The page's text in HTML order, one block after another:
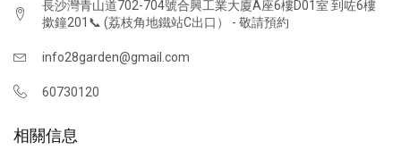
長沙灣青山道702-704號合興工業大廈A座6樓D01室 到咗6樓
撳鐘201📞 (荔枝角地鐵站C出口） - 敬請預約
info28garden@gmail.com
60730120
相關信息